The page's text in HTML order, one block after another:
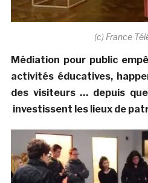
(c) France
Médiation pour public
activités éducatives,
des visiteurs … depuis
investissent les lieux de